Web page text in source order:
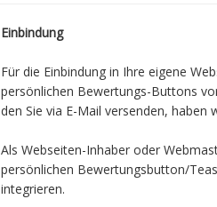
Einbindung
Für die Einbindung in Ihre eigene
persönlichen Bewertungs-Buttons
den Sie via E-Mail versenden, haben
Als Webseiten-Inhaber oder
persönlichen Bewertungsbutton/
integrieren.